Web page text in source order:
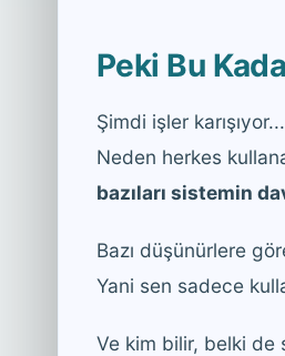
Peki Bu
Şimdi işler
Neden herkes
bazıları sistemin
Bazı düşünürlere
Yani sen sadece
Ve kim bilir, belki de